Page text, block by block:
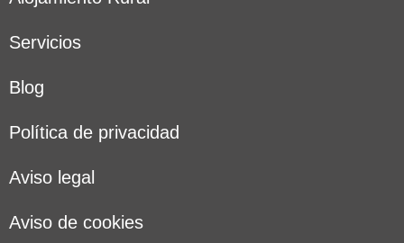
Servicios
Blog
Política de privacidad
Aviso legal
Aviso de cookies